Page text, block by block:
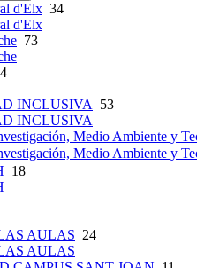
d'Elx 34
d'Elx
73
INCLUSIVA 53
INCLUSIVA
Medio Ambiente y
Medio Ambiente y
18
AULAS 24
AULAS